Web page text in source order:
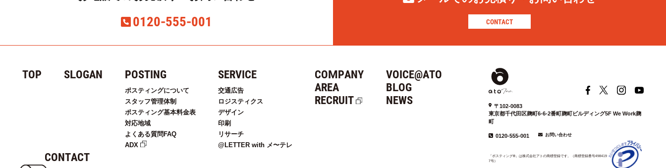
0120-555-001 CONTACT
TOP SLOGAN POSTING
ポスティングについて
スタッフ管理体制
ポスティング基本料金表
対応地域
よくある質問FAQ
ADX
SERVICE
交通広告
ロジスティクス
デザイン
印刷
リサーチ
@LETTER with メ〜テレ
COMPANY
AREA
RECRUIT
VOICE@ATO
BLOG
NEWS
CONTACT
〒102-0083
東京都千代田区麹町6-6-2番町麹町ビルディング5F We Work麹
町
0120-555-001 お問い合わせ
「ポスティング®」は株式会社アトの商標登録です。
（商標登録番号498419
7号）